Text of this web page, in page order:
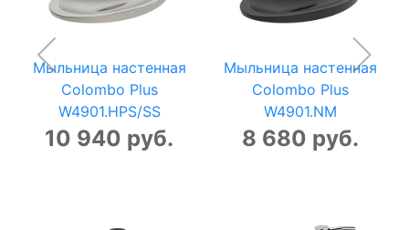
Мыльница настенная
Colombo Plus
W4901.HPS/SS
10 940 руб.
Мыльница настенная
Colombo Plus
W4901.NM
8 680 руб.